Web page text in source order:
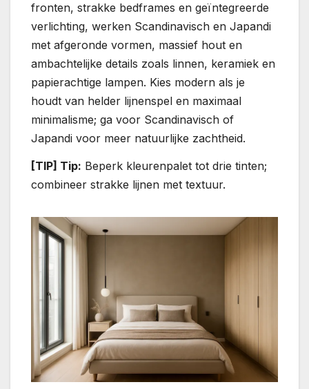
fronten, strakke bedframes en geïntegreerde
verlichting, werken Scandinavisch en Japandi
met afgeronde vormen, massief hout en
ambachtelijke details zoals linnen, keramiek en
papierachtige lampen. Kies modern als je
houdt van helder lijnenspel en maximaal
minimalisme; ga voor Scandinavisch of
Japandi voor meer natuurlijke zachtheid.
[TIP] Tip: Beperk kleurenpalet tot drie tinten;
combineer strakke lijnen met textuur.